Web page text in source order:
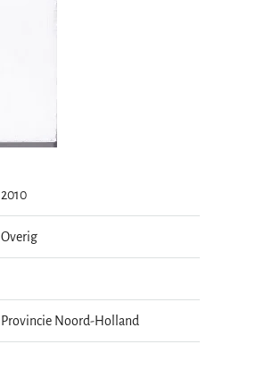
2010
Overig
Provincie Noord-Holland